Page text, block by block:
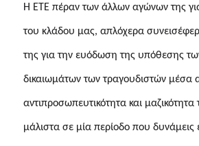
Η ΕΤΕ πέραν των άλλων αγώνων της
του κλάδου μας, απλόχερα
της για την ευόδωση της υπόθεσης
δικαιωμάτων των τραγουδιστών μέσα
αντιπροσωπευτικότητα και
μάλιστα σε μία περίοδο που δυνάμεις